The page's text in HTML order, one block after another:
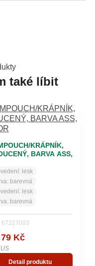
také líbit
KRÁPNÍK,
BARVA ASS,
lesk
barevná
lesk
barevná
6722T003
Kč
Detail produktu